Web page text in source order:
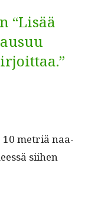
“Lisää
10 metriä naa­
siihen